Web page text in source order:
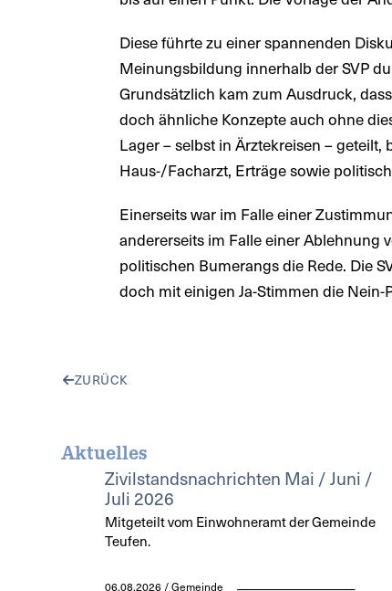
Diese führte zu einer spannenden
Meinungsbildung innerhalb der SVP
Grundsätzlich kam zum Ausdruck,
doch ähnliche Konzepte auch ohne
Lager – selbst in Ärztekreisen –
Haus-/Facharzt, Erträge sowie
Einerseits war im Falle einer
andererseits im Falle einer Ablehnung
politischen Bumerangs die Rede. Die
doch mit einigen Ja-Stimmen die
ZURÜCK
Aktuelles
Zivilstandsnachrichten Mai / Juni /
Juli 2026
Mitgeteilt vom Einwohneramt der Gemeinde
Teufen.
06.08.2026 / Gemeinde